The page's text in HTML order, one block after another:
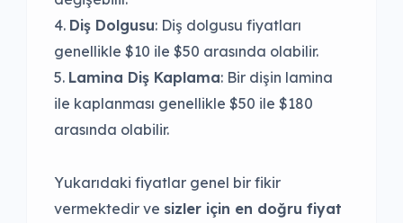
Diş Dolgusu: Diş dolgusu fiyatları
genellikle $10 ile $50 arasında olabilir.
Lamina Diş Kaplama: Bir dişin lamina
ile kaplanması genellikle $50 ile $180
arasında olabilir.
Yukarıdaki fiyatlar genel bir fikir
vermektedir ve sizler için en doğru fiyat